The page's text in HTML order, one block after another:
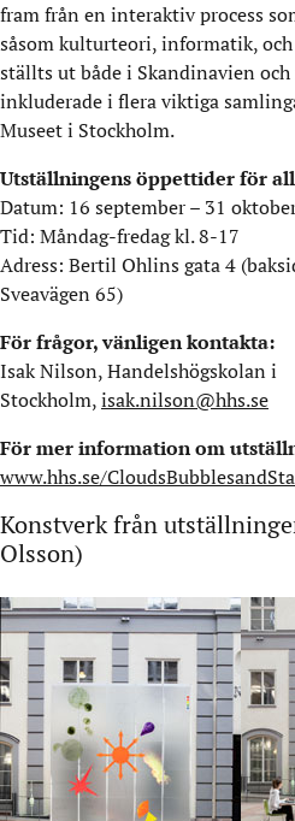
fram från en interaktiv process
såsom kulturteori, informatik,
ställts ut både i Skandinavien
inkluderade i flera viktiga
Museet i Stockholm.
Utställningens öppettider för
Datum: 16 september – 31
Tid: Måndag-fredag kl. 8-17
Adress: Bertil Ohlins gata 4
Sveavägen 65)
För frågor, vänligen kontakta:
Isak Nilson, Handelshögskolan i
Stockholm,isak.nilson@hhs.se
För mer information om
www.hhs.se/
Konstverk från
Olsson)